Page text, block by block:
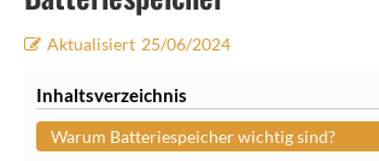
Aktualisiert 25/06/2024
Inhaltsverzeichnis
Warum Batteriespeicher wichtig sind?